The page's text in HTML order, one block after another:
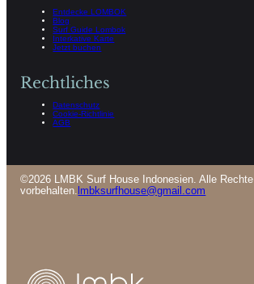
Entdecke LOMBOK
Blog
Surf Guide Lombok
Interkative Karte
Jetzt buchen
Rechtliches
Datenschutz
Cookie-Richtlinie
AGB
©2026 LMBK Surf House Indonesien. Alle Rechte
vorbehalten. lmbksurfhouse@gmail.com